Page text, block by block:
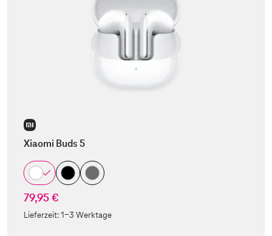
Xiaomi Buds 5
79,95 €
Lieferzeit:1-3 Werktage